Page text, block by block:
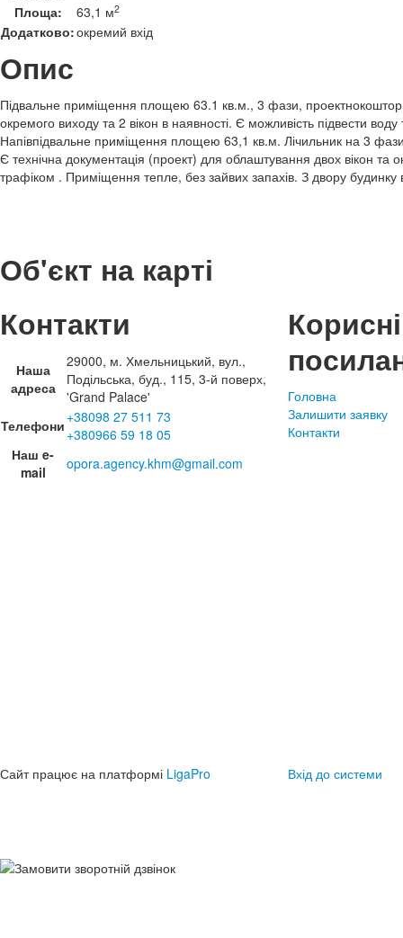
Площа:
63,1 м2
Додатково:окремий вхід
Опис
Підвальне приміщення площею 63.1 кв.м., 3 фази,
окремого виходу та 2 вікон в наявності. Є можливість підвести
Напівпідвальне приміщення площею 63,1 кв.м. Лічильник на 3
Є технічна документація (проект) для облаштування двох вікон та
трафіком . Приміщення тепле, без зайвих запахів. З двору
Об'єкт на карті
Контакти
Наша
адреса
29000, м. Хмельницький, вул.,
Подільська, буд., 115, 3-й поверх,
'Grand Palace'
Телефони +38098 27 511 73
+380966 59 18 05
Наш e-
mail
opora.agency.khm@gmail.com
Корисні
Головна
Залишити заявку
Контакти
Сайт працює на платформі LigaPro Вхід до системи